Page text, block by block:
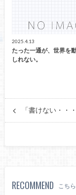
2025.4.13
たった一通が、世界を
しれない。
「書けない・・・
RECOMMEND こち